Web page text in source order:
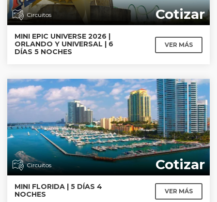
Circuitos Cotizar
MINI EPIC UNIVERSE 2026 |
ORLANDO Y UNIVERSAL | 6
DÍAS 5 NOCHES
VER MÁS
Circuitos Cotizar
MINI FLORIDA | 5 DÍAS 4
NOCHES
VER MÁS